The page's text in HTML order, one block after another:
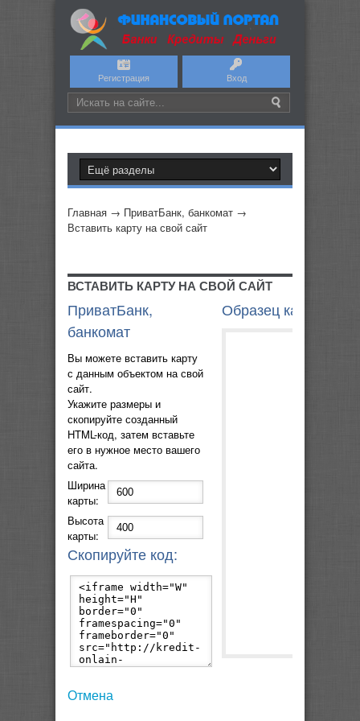
Регистрация Вход
Главная → ПриватБанк, банкомат →
Вставить карту на свой сайт
ВСТАВИТЬ КАРТУ НА СВОЙ САЙТ
ПриватБанк,
банкомат
Вы можете вставить карту
с данным объектом на свой
сайт.
Укажите размеры и
скопируйте созданный
HTML-код, затем вставьте
его в нужное место вашего
сайта.
Ширина
карты:
Высота
карты:
Скопируйте код:
Отмена
Образец карты